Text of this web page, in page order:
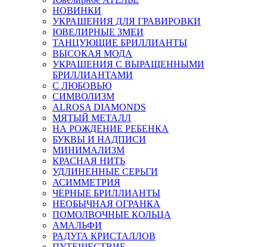
НОВИНКИ
УКРАШЕНИЯ ДЛЯ ГРАВИРОВКИ
ЮВЕЛИРНЫЕ ЗМЕИ
ТАНЦУЮЩИЕ БРИЛЛИАНТЫ
ВЫСОКАЯ МОДА
УКРАШЕНИЯ С ВЫРАЩЕННЫМИ
БРИЛЛИАНТАМИ
С ЛЮБОВЬЮ
СИМВОЛИЗМ
ALROSA DIAMONDS
МЯТЫЙ МЕТАЛЛ
НА РОЖДЕНИЕ РЕБЕНКА
БУКВЫ И НАДПИСИ
МИНИМАЛИЗМ
КРАСНАЯ НИТЬ
УДЛИНЕННЫЕ СЕРЬГИ
АСИММЕТРИЯ
ЧЕРНЫЕ БРИЛЛИАНТЫ
НЕОБЫЧНАЯ ОГРАНКА
ПОМОЛВОЧНЫЕ КОЛЬЦА
АМАЛЬФИ
РАДУГА КРИСТАЛЛОВ